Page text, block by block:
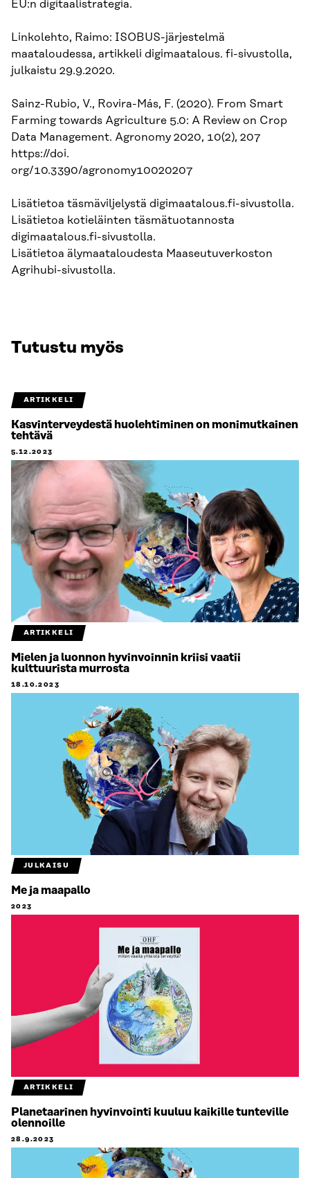
EU:n digitaalistrategia.
Linkolehto, Raimo: ISOBUS-järjestelmä
maataloudessa, artikkeli digimaatalous. fi-sivustolla,
julkaistu 29.9.2020.
Sainz-Rubio, V., Rovira-Más, F. (2020). From Smart
Farming towards Agriculture 5.0: A Review on Crop
Data Management. Agronomy 2020, 10(2), 207
https://doi.
org/10.3390/agronomy10020207
Lisätietoa täsmäviljelystä digimaatalous.fi-sivustolla.
Lisätietoa kotieläinten täsmätuotannosta
digimaatalous.fi-sivustolla.
Lisätietoa älymaataloudesta Maaseutuverkoston
Agrihubi-sivustolla.
Tutustu myös
ARTIKKELI
Kasvinterveydestä huolehtiminen on monimutkainen
tehtävä
5.12.2023
ARTIKKELI
Mielen ja luonnon hyvinvoinnin kriisi vaatii
kulttuurista murrosta
18.10.2023
JULKAISU
Me ja maapallo
2023
ARTIKKELI
Planetaarinen hyvinvointi kuuluu kaikille tunteville
olennoille
28.9.2023